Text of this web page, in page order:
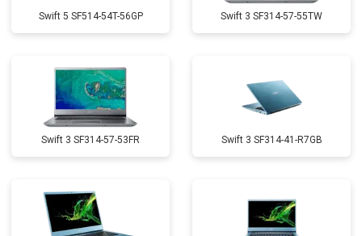
Swift 5 SF514-54T-56GP Swift 3 SF314-57-55TW
Swift 3 SF314-57-53FR Swift 3 SF314-41-R7GB